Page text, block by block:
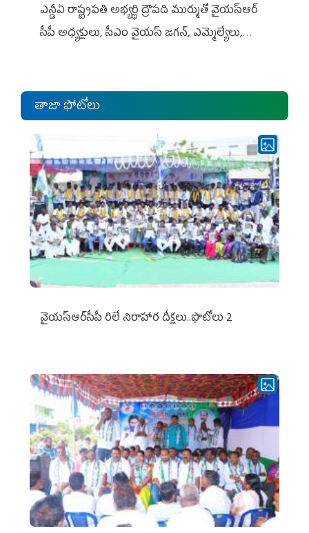
ఎన్డీఏ రాష్ట్ర‌ప‌తి అభ్య‌ర్థి ద్రౌప‌ది ముర్ముతో వైయ‌స్ఆర్
సీపీ అధ్య‌క్షులు, సీఎం వైయ‌స్ జ‌గ‌న్, ఎమ్మెల్యేలు,
తాజా ఫోటోలు
వైయ‌స్ఆర్‌సీపీ రిలే నిరాహార దీక్షలు..ఫొటోలు 2